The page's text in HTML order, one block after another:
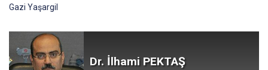
Gazi Yaşargil
Dr. İlhami PEKTAŞ